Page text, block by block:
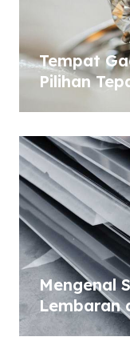
Tempat
Pilihan
Mengenal
Lembaran